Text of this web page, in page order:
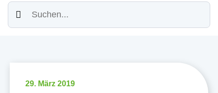
Suchen
29. März 2019